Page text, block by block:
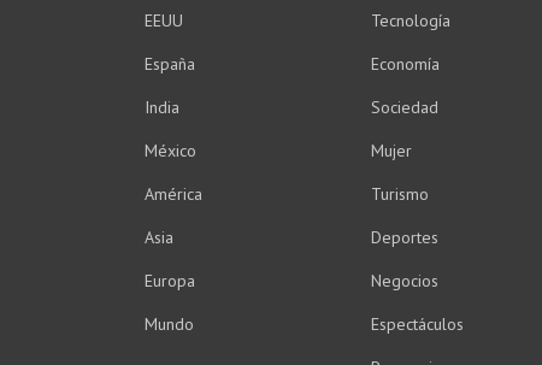
EEUU
España
India
México
América
Asia
Europa
Mundo
Tecnología
Economía
Sociedad
Mujer
Turismo
Deportes
Negocios
Espectáculos